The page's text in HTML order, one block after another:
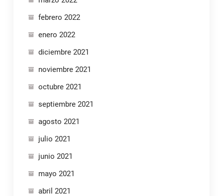
febrero 2022
enero 2022
diciembre 2021
noviembre 2021
octubre 2021
septiembre 2021
agosto 2021
julio 2021
junio 2021
mayo 2021
abril 2021